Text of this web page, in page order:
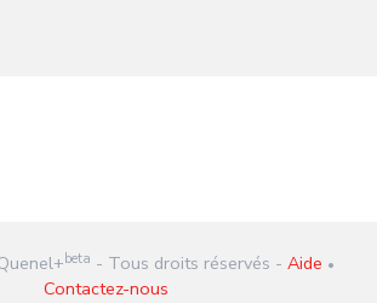
beta - Tous droits réservés - Aide •
Contactez-nous